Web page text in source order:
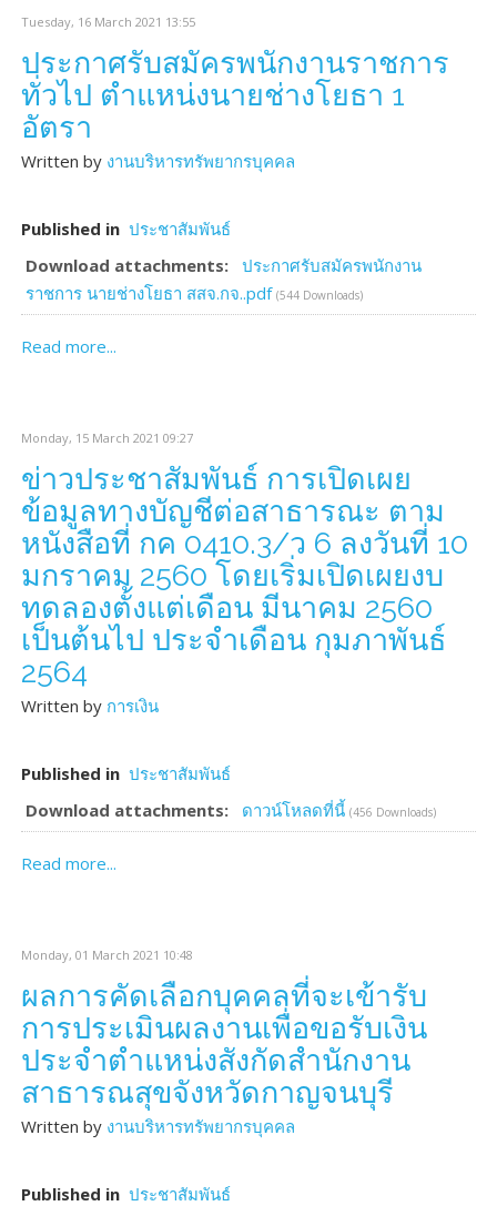
Tuesday, 16 March 2021 13:55
ประกาศรับสมัครพนักงานราชการ
ทั่วไป ตำแหน่งนายช่างโยธา 1
อัตรา
Written by งานบริหารทรัพยากรบุคคล
Published in ประชาสัมพันธ์
Download attachments: ประกาศรับสมัครพนักงาน
ราชการ นายช่างโยธา สสจ.กจ..pdf (544 Downloads)
Read more...
Monday, 15 March 2021 09:27
ข่าวประชาสัมพันธ์ การเปิดเผย
ข้อมูลทางบัญชีต่อสาธารณะ ตาม
หนังสือที่ กค 0410.3/ว 6 ลงวันที่ 10
มกราคม 2560 โดยเริ่มเปิดเผยงบ
ทดลองตั้งแต่เดือน มีนาคม 2560
เป็นต้นไป ประจำเดือน กุมภาพันธ์
2564
Written by การเงิน
Published in ประชาสัมพันธ์
Download attachments:
ดาวน์โหลดที่นี้ (456 Downloads)
Read more...
Monday, 01 March 2021 10:48
ผลการคัดเลือกบุคคลที่จะเข้ารับ
การประเมินผลงานเพื่อขอรับเงิน
ประจำตำแหน่งสังกัดสำนักงาน
สาธารณสุขจังหวัดกาญจนบุรี
Written by งานบริหารทรัพยากรบุคคล
Published in ประชาสัมพันธ์